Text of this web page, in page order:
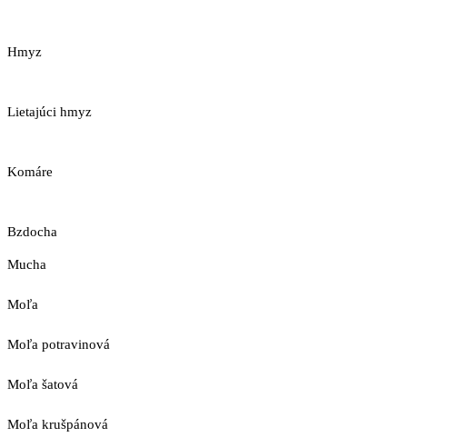
Hmyz
Lietajúci hmyz
Komáre
Bzdocha
Mucha
Moľa
Moľa potravinová
Moľa šatová
Moľa krušpánová